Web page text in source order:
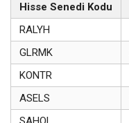
Hisse Senedi Kodu
RALYH
GLRMK
KONTR
ASELS